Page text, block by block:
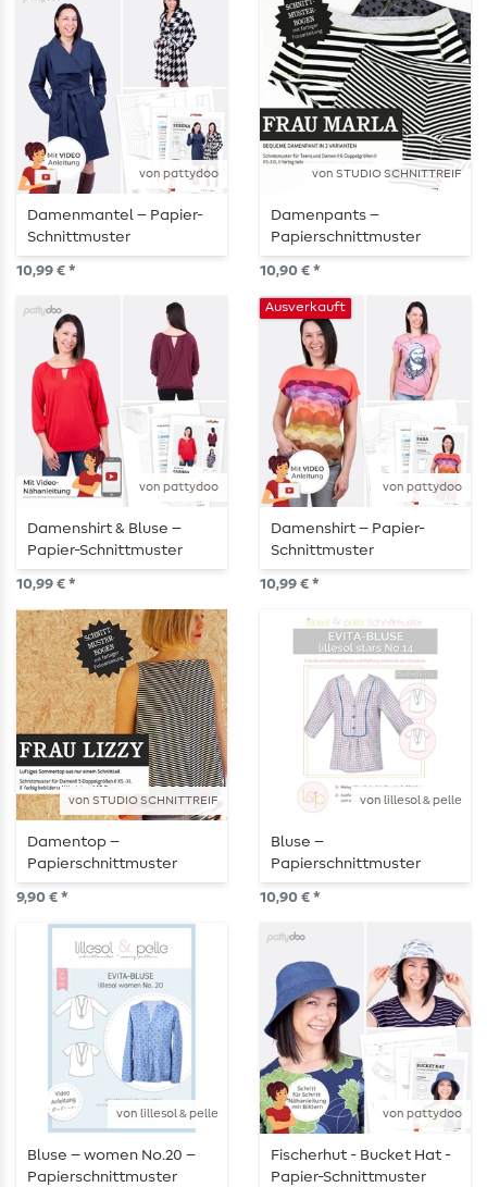
von pattydoo
Damenmantel – Papier-
Schnittmuster
10,99 € *
von STUDIO SCHNITTREIF
Damenpants –
Papierschnittmuster
10,90 € *
von pattydoo
Damenshirt & Bluse –
Papier-Schnittmuster
10,99 € *
von pattydoo
Ausverkauft
Damenshirt – Papier-
Schnittmuster
10,99 € *
von STUDIO SCHNITTREIF
Damentop –
Papierschnittmuster
9,90 € *
von lillesol & pelle
Bluse –
Papierschnittmuster
10,90 € *
von lillesol & pelle
Bluse – women No.20 –
Papierschnittmuster
von pattydoo
Fischerhut - Bucket Hat -
Papier-Schnittmuster